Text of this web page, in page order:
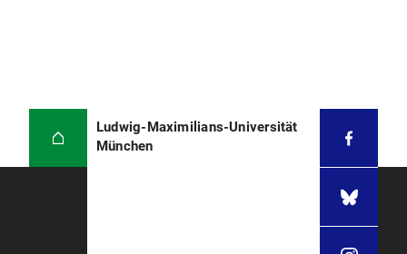
Ludwig-Maximilians-Universität
München